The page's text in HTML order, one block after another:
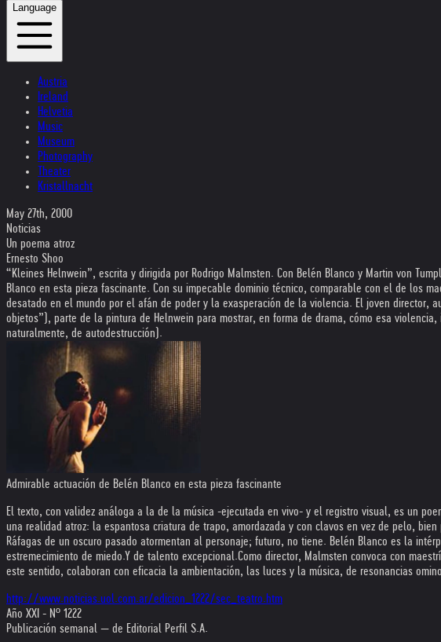
Language
Austria
Ireland
Helvetia
Music
Museum
Photography
Theater
Kristallnacht
May 27th, 2000
Noticias
Un poema atroz
Ernesto Shoo
“Kleines Helnwein”, escrita y dirigida por Rodrigo Malmsten. Con Belén Blanco y Martin von
Blanco en esta pieza fascinante. Con su impecable dominio técnico, comparable con el de los
desatado en el mundo por el afán de poder y la exasperación de la violencia. El joven director,
objetos”), parte de la pintura de Helnwein para mostrar, en forma de drama, cómo esa
naturalmente, de autodestrucción).
Admirable actuación de Belén Blanco en esta pieza fascinante
El texto, con validez análoga a la de la música -ejecutada en vivo- y el registro visual, es un
una realidad atroz: la espantosa criatura de trapo, amordazada y con clavos en vez de pelo,
Ráfagas de un oscuro pasado atormentan al personaje; futuro, no tiene. Belén Blanco es la
estremecimiento de miedo.Y de talento excepcional.Como director, Malmsten convoca con
este sentido, colaboran con eficacia la ambientación, las luces y la música, de resonancias
http://www.noticias.uol.com.ar/edicion_1222/sec_teatro.htm
Año XXI - Nº 1222
Publicación semanal — de Editorial Perfil S.A.